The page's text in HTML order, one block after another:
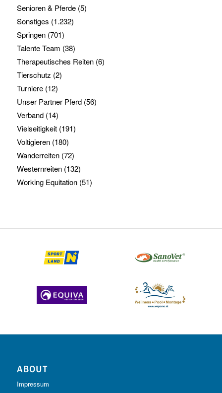
Senioren & Pferde(5)
Sonstiges (1.232)
Springen(701)
Talente Team (38)
Therapeutisches Reiten(6)
Tierschutz (2)
Turniere(12)
Unser Partner Pferd(56)
Verband(14)
Vielseitigkeit(191)
Voltigieren(180)
Wanderreiten(72)
Westernreiten(132)
Working Equitation(51)
ABOUT
Impressum